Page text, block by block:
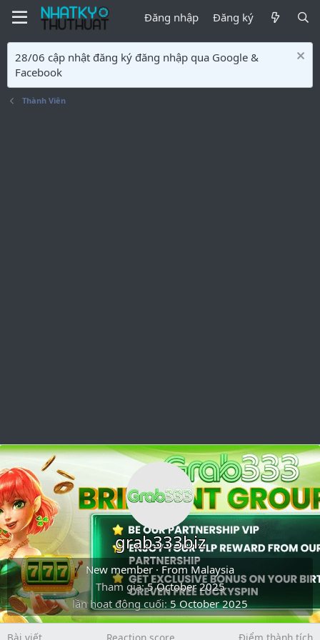
Đăng nhập Đăng ký
28/06 cập nhật đăng ký đăng nhập qua Google &
Facebook
Thành Viên
grab333biz
New member · From Malaysia
Tham gia 5 October 2025
lần hoạt động cuối 5 October 2025